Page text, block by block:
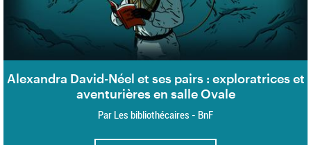
Alexandra David-Néel et ses pairs : exploratrices et
aventurières en salle Ovale
Par Les bibliothécaires - BnF